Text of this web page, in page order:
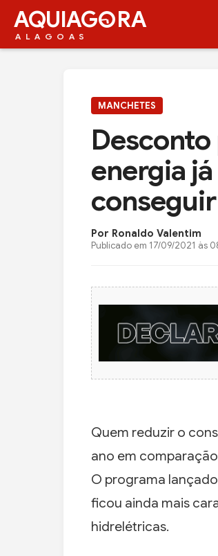
AQUIAG RA
ALAGOAS
MANCHETES
energia
conseguir
Por Ronaldo Valentim
Publicado em 17/09/2021 às
Quem reduzir o
ano em
O programa
ficou ainda mais
hidrelétricas.